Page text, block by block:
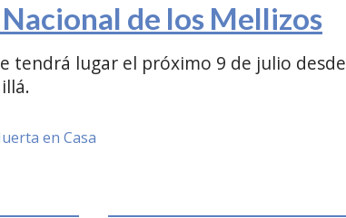
de los Mellizos
tendrá lugar el próximo 9 de julio desde
en Casa